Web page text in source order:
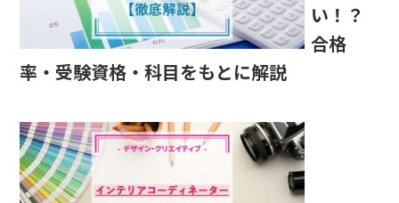
い！？
合格
率・受験資格・科目をもとに解説